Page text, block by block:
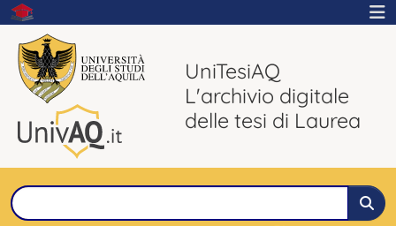
UniTesiAQ
L'archivio digitale
delle tesi di Laurea